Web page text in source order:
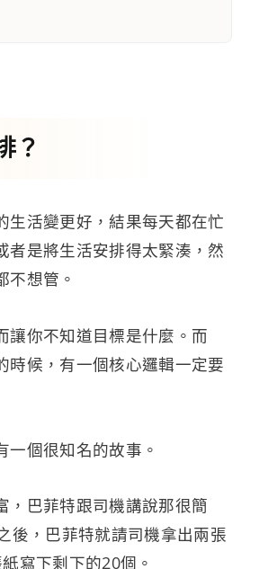
？
生活變更好，結果每天都在忙
者是將生活安排得太緊湊，然
不想管。
讓你不知道目標是什麼。而
時候，有一個核心邏輯一定要
個很知名的故事。
，巴菲特跟司機講說那很簡
後，巴菲特就請司機拿出兩張
寫下剩下的20個。